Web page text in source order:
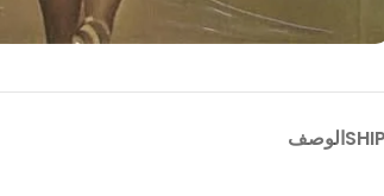
الوصف